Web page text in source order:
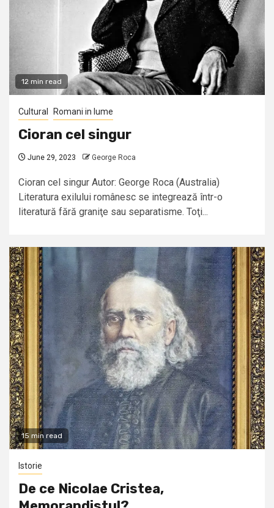
12 min read
Cultural Romani in lume
Cioran cel singur
June 29, 2023 George Roca
Cioran cel singur Autor: George Roca (Australia)
Literatura exilului românesc se integrează într-o
literatură fără graniţe sau separatisme. Toţi...
15 min read
Istorie
De ce Nicolae Cristea,